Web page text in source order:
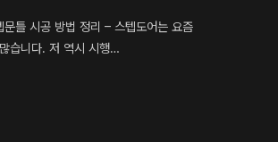
틀 시공 방법 정리 – 스텝도어는 요즘
습니다. 저 역시 시행…